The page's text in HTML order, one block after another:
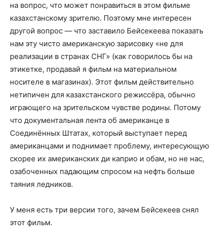
на вопрос, что может понравиться в этом фильме
казахстанскому зрителю. Поэтому мне интересен
другой вопрос — что заставило Бейсекеева показать
нам эту чисто американскую зарисовку «не для
реализации в странах СНГ» (как говорилось бы на
этикетке, продавай я фильм на материальном
носителе в магазинах). Этот фильм действительно
нетипичен для казахстанского режиссёра, обычно
играющего на зрительском чувстве родины. Потому
что документальная лента об американце в
Соединённых Штатах, который выступает перед
американцами и поднимает проблему, интересующую
скорее их американских ди каприо и обам, но не нас,
озабоченных падающим спросом на нефть больше
таяния ледников.
У меня есть три версии того, зачем Бейсекеев снял
этот фильм.